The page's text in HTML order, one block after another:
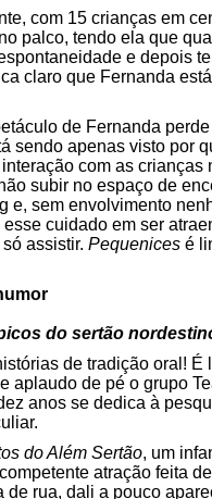
com 15 crianças em
palco, tendo ela que
e depois
claro que Fernanda
de Fernanda
sendo apenas visto por
com as crianças
subir no espaço de
sem envolvimento
esse cuidado em ser
assistir. Pequenices é
do sertão
de tradição oral!
aplaudo de pé o grupo
anos se dedica à
do Além Sertão, um
atração feita
rua, dali a pouco